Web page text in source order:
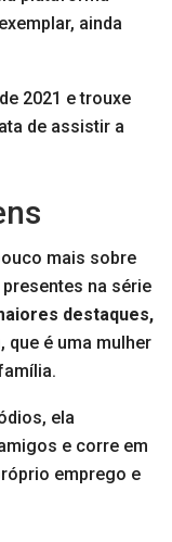
ainda
2021 e trouxe
de assistir a
mais sobre
na série
destaques,
que é uma mulher
ela
e corre em
emprego e